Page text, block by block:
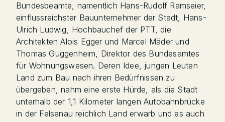
Bundesbeamte, namentlich Hans-Rudolf Ramseier,
einflussreichster Bauunternehmer der Stadt, Hans-
Ulrich Ludwig, Hochbauchef der PTT, die
Architekten Alois Egger und Marcel Mäder und
Thomas Guggenheim, Direktor des Bundesamtes
für Wohnungswesen. Deren Idee, jungen Leuten
Land zum Bau nach ihren Bedürfnissen zu
übergeben, nahm eine erste Hürde, als die Stadt
unterhalb der 1,1 Kilometer langen Autobahnbrücke
in der Felsenau reichlich Land erwarb und es auch